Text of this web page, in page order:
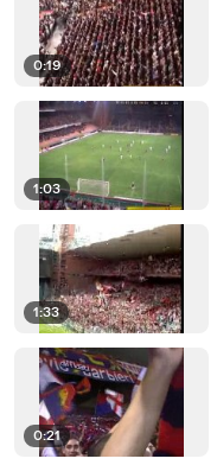
0:19
1:03
1:33
0:21